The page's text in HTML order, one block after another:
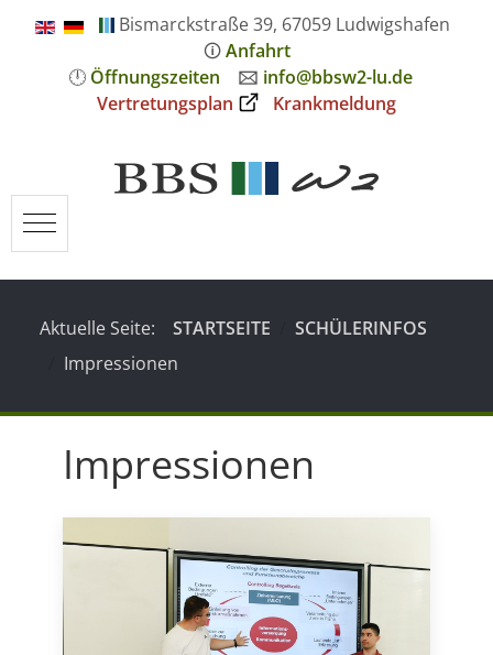
Bismarckstraße 39, 67059 Ludwigshafen
🛈Anfahrt
🕛 Öffnungszeiten 🖂 info@bbsw2-lu.de
Vertretungsplan
Krankmeldung
Mobile Menu Toggle
Aktuelle Seite: STARTSEITE
SCHÜLERINFOS
Impressionen
Impressionen